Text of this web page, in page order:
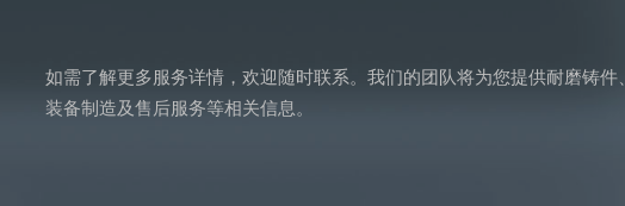
如需了解更多服务详情，欢迎随时联系。我们的团队将为您提供耐磨铸件、
装备制造及售后服务等相关信息。